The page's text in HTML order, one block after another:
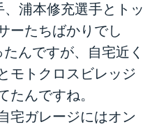
浦本修充選手とトッ
ーたちばかりでし
んですが、自宅近く
モトクロスビレッジ
たんですね。
宅ガレージにはオン